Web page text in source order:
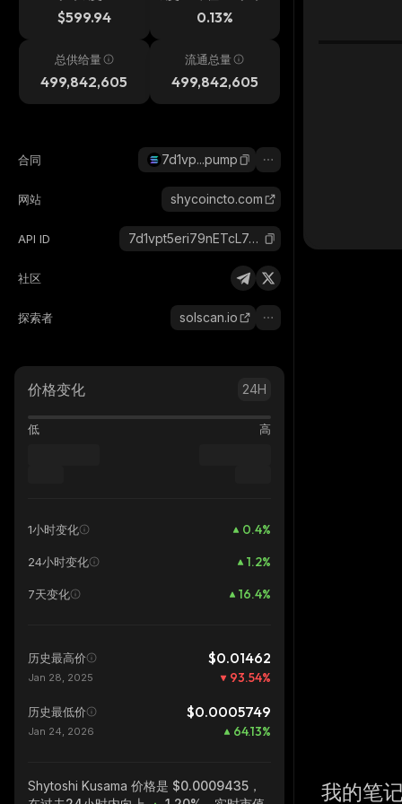
$599.94 0.13%
总供给量
499,842,605
流通总量
499,842,605
合同 7d1vp...pump
网站 shycoincto.com
API ID 7d1vpt5eri79nETcL74Punhp3mGkeBgUkMdPWep6pump_solana
社区
探索者 solscan.io
价格变化 24H
低 高
1小时变化 0.4%
24小时变化 1.2%
7天变化 16.4%
历史最高价 $0.01462
Jan 28, 2025 93.54%
历史最低价 $0.0005749
Jan 24, 2026 64.13%
Shytoshi Kusama 价格是 $0.0009435，
我的笔